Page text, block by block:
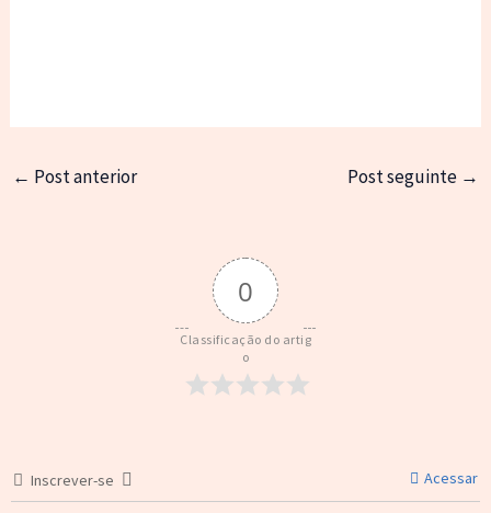
← Post anterior Post seguinte →
0
Classificação do artig
o
Inscrever-se Acessar